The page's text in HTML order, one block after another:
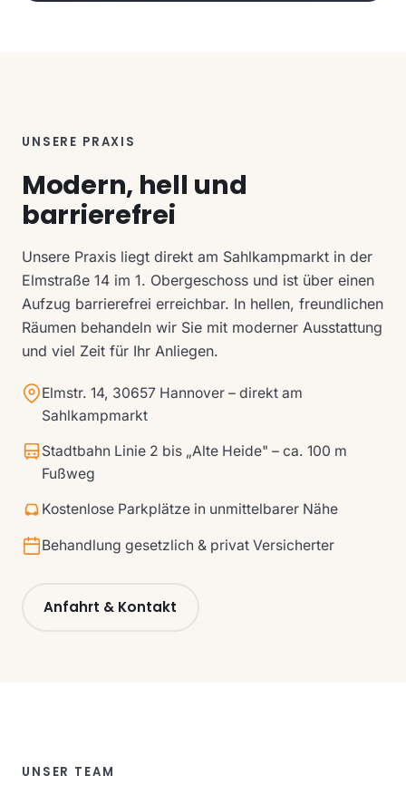
UNSERE PRAXIS
Modern, hell und
barrierefrei
Unsere Praxis liegt direkt am Sahlkampmarkt in der
Elmstraße 14 im 1. Obergeschoss und ist über einen
Aufzug barrierefrei erreichbar. In hellen, freundlichen
Räumen behandeln wir Sie mit moderner Ausstattung
und viel Zeit für Ihr Anliegen.
Elmstr. 14, 30657 Hannover – direkt am
Sahlkampmarkt
Stadtbahn Linie 2 bis „Alte Heide" – ca. 100 m
Fußweg
Kostenlose Parkplätze in unmittelbarer Nähe
Behandlung gesetzlich & privat Versicherter
Anfahrt & Kontakt
UNSER TEAM